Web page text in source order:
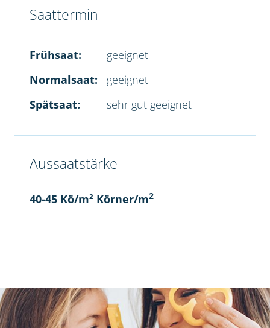
Saattermin
Frühsaat:
geeignet
Normalsaat:
geeignet
Spätsaat:
sehr gut geeignet
Aussaatstärke
40-45 Kö/m² Körner/m2